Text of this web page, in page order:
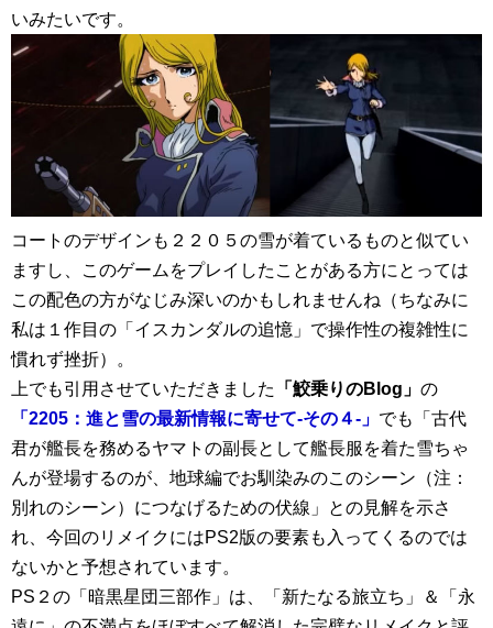
いみたいです。
コートのデザインも２２０５の雪が着ているものと似てい
ますし、このゲームをプレイしたことがある方にとっては
この配色の方がなじみ深いのかもしれませんね（ちなみに
私は１作目の「イスカンダルの追憶」で操作性の複雑性に
慣れず挫折）。
上でも引用させていただきました
「鮫乗りのBlog」 の
「2205：進と雪の最新情報に寄せて-その４-」 でも「古代
君が艦長を務めるヤマトの副長として艦長服を着た雪ちゃ
んが登場するのが、地球編でお馴染みのこのシーン（注：
別れのシーン）につなげるための伏線」との見解を示さ
れ、今回のリメイクにはPS2版の要素も入ってくるのでは
ないかと予想されています。
PS２の「暗黒星団三部作」は、「新たなる旅立ち」＆「永